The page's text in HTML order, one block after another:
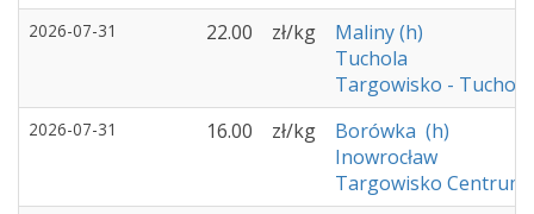
2026-07-31 22.00 zł/kg
Maliny (h)
Tuchola
Targowisko - Tuchola
2026-07-31 16.00 zł/kg
Borówka (h)
Inowrocław
Targowisko Centrum